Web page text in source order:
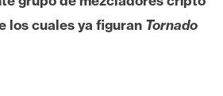
los cuales ya figuran Tornado